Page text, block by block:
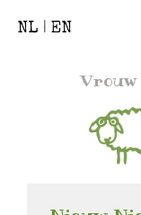
Vrouw
NL | EN